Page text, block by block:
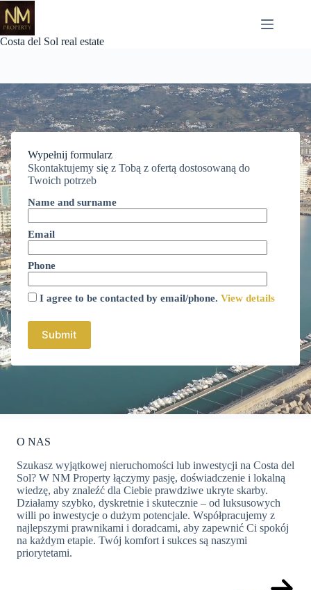
Przejdź
do
treści
Costa del Sol real estate
Wypełnij formularz
Skontaktujemy się z Tobą z ofertą dostosowaną do
Twoich potrzeb
Name and surname
Email
Phone
I agree to be contacted by email/phone. View details
O NAS
Szukasz wyjątkowej nieruchomości lub inwestycji na Costa del
Sol? W NM Property łączymy pasję, doświadczenie i lokalną
wiedzę, aby znaleźć dla Ciebie prawdziwe ukryte skarby.
Działamy szybko, dyskretnie i skutecznie – od luksusowych
willi po inwestycje o dużym potencjale. Współpracujemy z
najlepszymi prawnikami i doradcami, aby zapewnić Ci spokój
na każdym etapie. Twój komfort i sukces są naszymi
priorytetami.